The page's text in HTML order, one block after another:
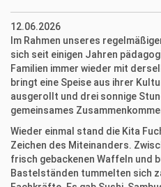
12.06.2026
Im Rahmen unseres
sich seit einigen Jahren
Familien immer wieder mit
bringt eine Speise aus ihrer
ausgerollt und drei sonnige
gemeinsames
Wieder einmal stand die Kita
Zeichen des Miteinanders.
frisch gebackenen Waffeln und
Bastelständen tummelten sich